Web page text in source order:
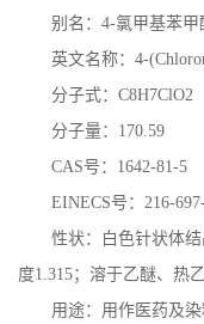
别名： 4-氯甲基苯甲
英文名称： 4-
分子式： C8H7ClO2
分子量： 170.59
CAS号： 1642-81-5
EINECS号： 216-
性状：白色针状体
度1.315；溶于乙醚、热
用途：用作医药及